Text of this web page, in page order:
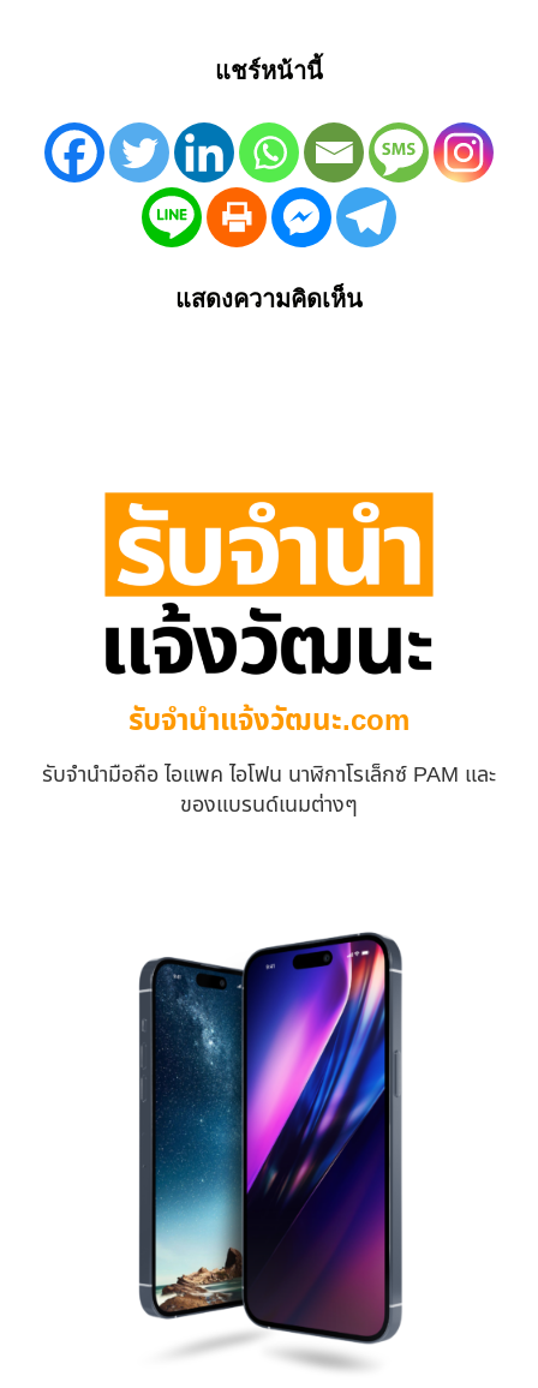
แชร์หน้านี้
แสดงความคิดเห็น
รับจํานําแจ้งวัฒนะ.com
รับจำนำมือถือ ไอแพค ไอโฟน นาฬิกาโรเล็กซ์ PAM และ
ของแบรนด์เนมต่างๆ